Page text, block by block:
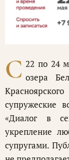
С 22 по 24
озера
супружеские
«Диалог в
укрепление
супругами.